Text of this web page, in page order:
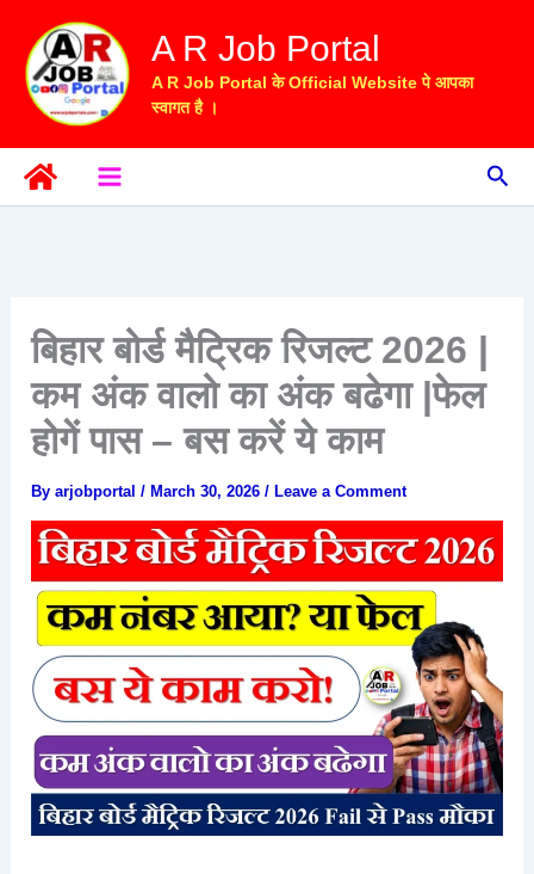
content
A R Job Portal
A R Job Portal के Official Website पे आपका
स्वागत है ।
बिहार बोर्ड मैट्रिक रिजल्ट 2026 |
कम अंक वालो का अंक बढेगा |फेल
होगें पास – बस करें ये काम
Byarjobportal/ March 30, 2026/ Leave a Comment